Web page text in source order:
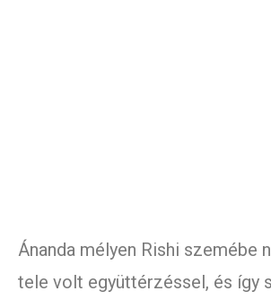
Ánanda mélyen Rishi szemébe
tele volt együttérzéssel, és így